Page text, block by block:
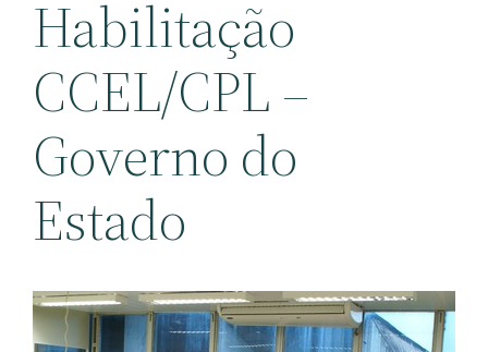
Habilitação
CCEL/CPL –
Governo do
Estado